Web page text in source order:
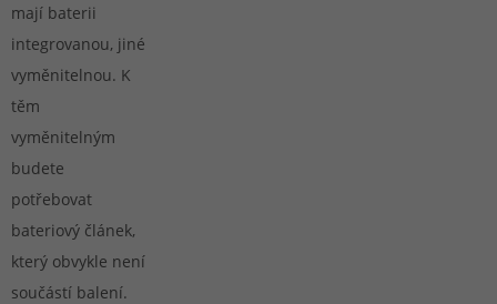
mají baterii
integrovanou, jiné
vyměnitelnou. K
těm
vyměnitelným
budete
potřebovat
bateriový článek,
který obvykle není
součástí balení.